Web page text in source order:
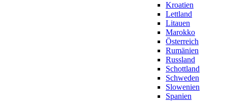
Kroatien
Lettland
Litauen
Marokko
Österreich
Rumänien
Russland
Schottland
Schweden
Slowenien
Spanien